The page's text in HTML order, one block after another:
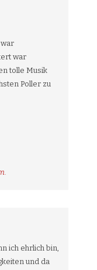
war
tolle Musik
Poller zu
ich ehrlich bin,
und da